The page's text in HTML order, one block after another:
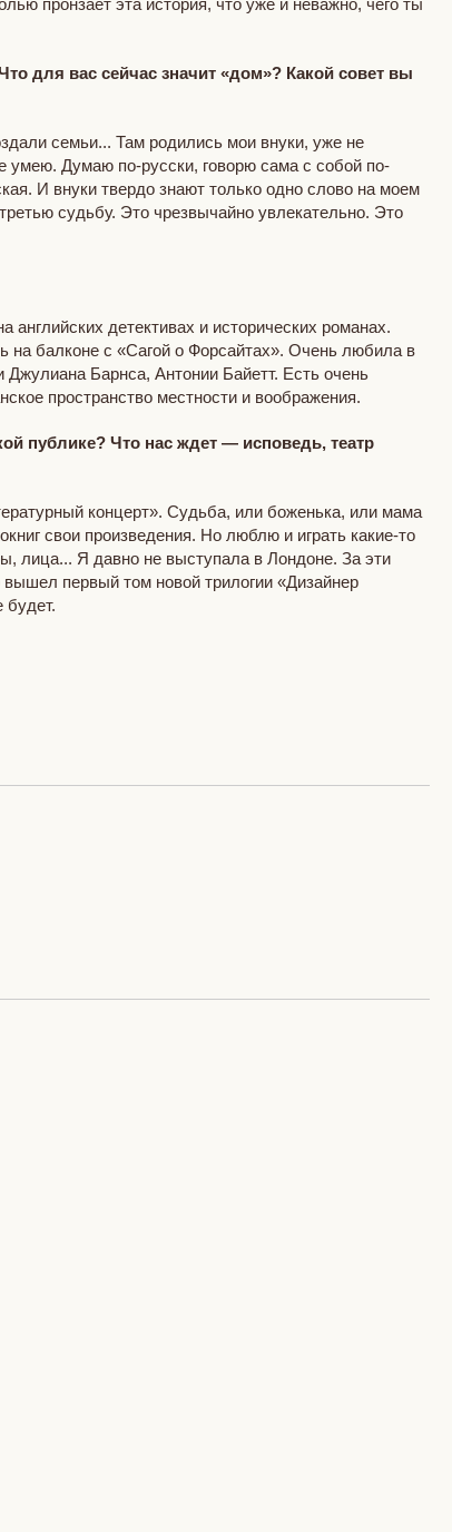
для вас сейчас значит «дом»? Какой совет вы
семьи... Там родились мои внуки, уже не
умею. Думаю по-русски, говорю сама с собой по-
И внуки твердо знают только одно слово на моем
судьбу. Это чрезвычайно увлекательно. Это
детективах и исторических романах.
на балконе с «Сагой о Форсайтах». Очень любила в
Барнса, Антонии Байетт. Есть очень
пространство местности и воображения.
публике? Что нас ждет — исповедь, театр
концерт». Судьба, или боженька, или мама
свои произведения. Но люблю и играть какие-то
лица... Я давно не выступала в Лондоне. За эти
первый том новой трилогии «Дизайнер
будет.